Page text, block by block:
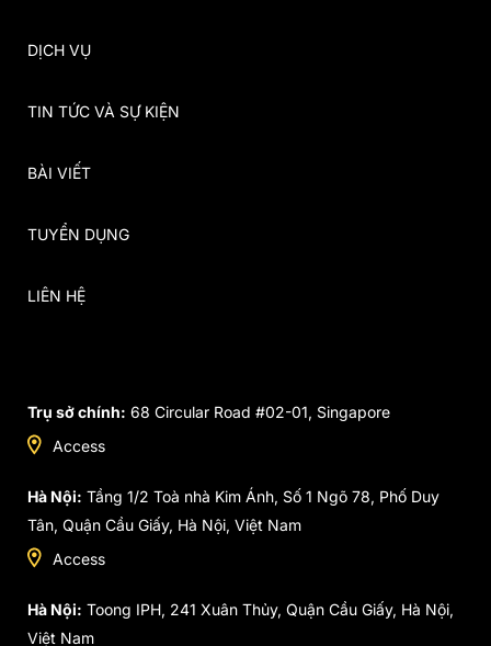
DỊCH VỤ
TIN TỨC VÀ SỰ KIỆN
BÀI VIẾT
TUYỂN DỤNG
LIÊN HỆ
Trụ sở chính: 68 Circular Road #02-01, Singapore
Access
Hà Nội: Tầng 1/2 Toà nhà Kim Ánh, Số 1 Ngõ 78, Phố Duy
Tân, Quận Cầu Giấy, Hà Nội, Việt Nam
Access
Hà Nội: Toong IPH, 241 Xuân Thủy, Quận Cầu Giấy, Hà Nội,
Việt Nam